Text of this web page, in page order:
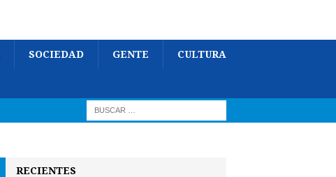
SOCIEDAD GENTE CULTURA
RECIENTES